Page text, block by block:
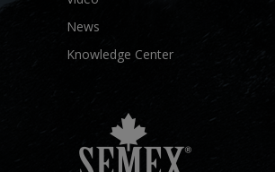
News
Knowledge Center